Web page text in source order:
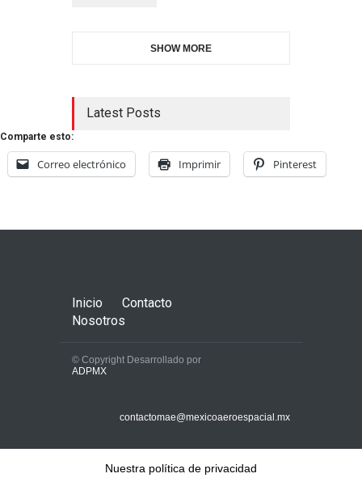
SHOW MORE
Latest Posts
Comparte esto:
Correo electrónico Imprimir Pinterest
Inicio
Contacto
Nosotros
© Copyright Desarrollado por
ADPMX
contactomae@mexicoaeroespacial.mx
Nuestra política de privacidad